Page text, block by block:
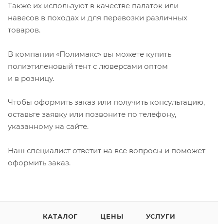
Также их используют в качестве палаток или
навесов в походах и для перевозки различных
товаров.
В компании «Полимакс» вы можете купить
полиэтиленовый тент с люверсами оптом
и в розницу.
Чтобы оформить заказ или получить консультацию,
оставьте заявку или позвоните по телефону,
указанному на сайте.
Наш специалист ответит на все вопросы и поможет
оформить заказ.
КАТАЛОГ ЦЕНЫ УСЛУГИ